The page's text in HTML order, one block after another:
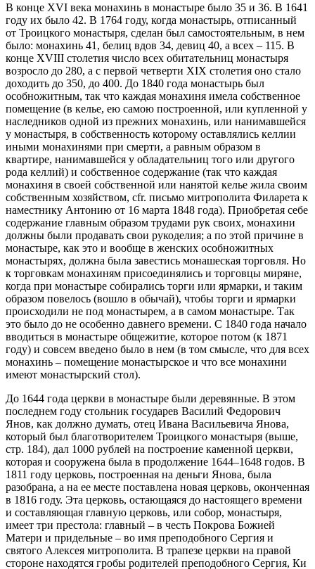
В конце ХVI века монахинь в монастыре было 35 и 36. В 1641
году их было 42. В 1764 году, когда монастырь, отписанный
от Троицкого монастыря, сделан был самостоятельным, в нем
было: монахинь 41, белиц вдов 34, девиц 40, а всех – 115. В
конце ХVIII столетия число всех обитательниц монастыря
возросло до 280, а с первой четверти ХIХ столетия оно стало
доходить до 350, до 400. До 1840 года монастырь был
особножитным, так что каждая монахиня имела собственное
помещение (в келье, ею самою построенной, или купленной у
наследников одной из прежних монахинь, или нанимавшейся
у монастыря, в собственность которому оставлялись келлии
иными монахинями при смерти, а равным образом в
квартире, нанимавшейся у обладательниц того или другого
рода келлий) и собственное содержание (так что каждая
монахиня в своей собственной или нанятой келье жила своим
собственным хозяйством, сfr. письмо митрополита Филарета к
наместнику Антонию от 16 марта 1848 года). Приобретая себе
содержание главным образом трудами рук своих, монахини
должны были продавать свои рукоделия; а по этой причине в
монастыре, как это и вообще в женских особножитных
монастырях, должна была завестись монашеская торговля. Но
к торговкам монахиням присоединялись и торговцы миряне,
когда при монастыре собирались торги или ярмарки, и таким
образом повелось (вошло в обычай), чтобы торги и ярмарки
происходили не под монастырем, а в самом монастыре. Так
это было до не особенно давнего времени. С 1840 года начало
вводиться в монастыре общежитие, которое потом (к 1871
году) и совсем введено было в нем (в том смысле, что для всех
монахинь – помещение монастырское и что все монахини
имеют монастырский стол).
До 1644 года церкви в монастыре были деревянные. В этом
последнем году стольник государев Василий Федорович
Янов, как должно думать, отец Ивана Васильевича Янова,
который был благотворителем Троицкого монастыря (выше,
стр. 184), дал 1000 рублей на построение каменной церкви,
которая и сооружена была в продолжение 1644–1648 годов. В
1811 году церковь, построенная на деньги Янова, была
разобрана, а на ее месте поставлена новая церковь, оконченная
в 1816 году. Эта церковь, остающаяся до настоящего времени
и составляющая главную церковь, или собор, монастыря,
имеет три престола: главный – в честь Покрова Божией
Матери и придельные – во имя преподобного Сергия и
святого Алексея митрополита. В трапезе церкви на правой
стороне находятся гробы родителей преподобного Сергия, Ки